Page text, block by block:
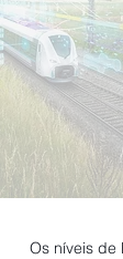
Os níveis de